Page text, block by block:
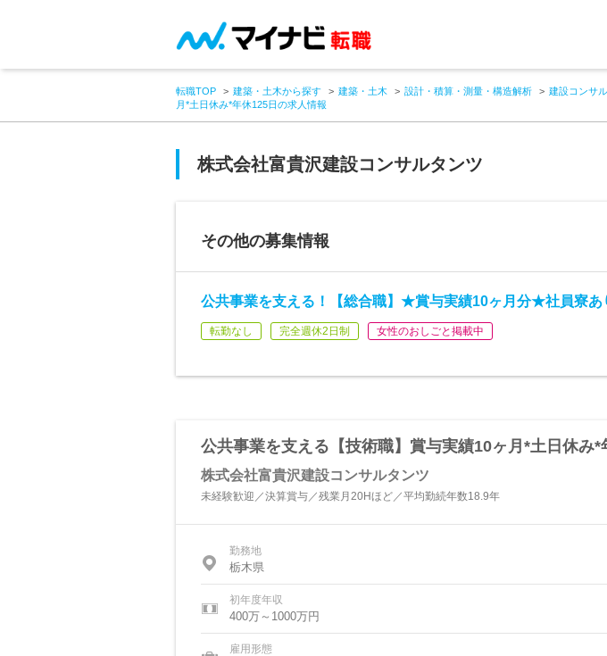
転職TOP 建築・土木から探す 建築・土木 設計・積算・測量・構造解析 建設コンサ
月*土日休み*年休125日の求人情報
株式会社富貴沢建設コンサルタンツ
その他の募集情報
公共事業を支える！【総合職】★賞与実績10ヶ月分★社員寮あ
転勤なし 完全週休2日制 女性のおしごと掲載中
公共事業を支える【技術職】賞与実績10ヶ月*土日休み*
株式会社富貴沢建設コンサルタンツ
未経験歓迎／決算賞与／残業月20Hほど／平均勤続年数18.9年
勤務地
栃木県
初年度年収
400万～1000万円
雇用形態